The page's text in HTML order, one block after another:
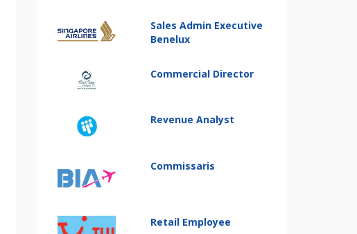
Sales Admin Executive
Benelux
Commercial Director
Revenue Analyst
Commissaris
Retail Employee